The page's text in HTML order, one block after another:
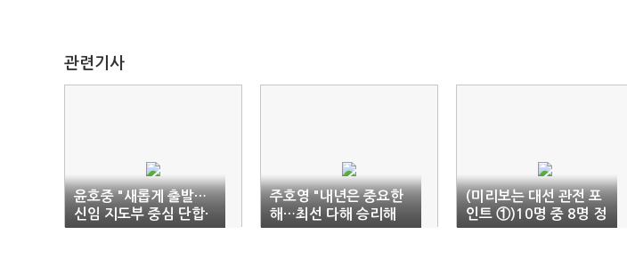
관련기사
윤호중 "새롭게 출발…
신임 지도부 중심 단합·
쇄신·성찰할 것"
주호영 "내년은 중요한
해…최선 다해 승리해
야"
(미리보는 대선 관전 포
인트 ①)10명 중 8명 정
권재창출 조건 '부동